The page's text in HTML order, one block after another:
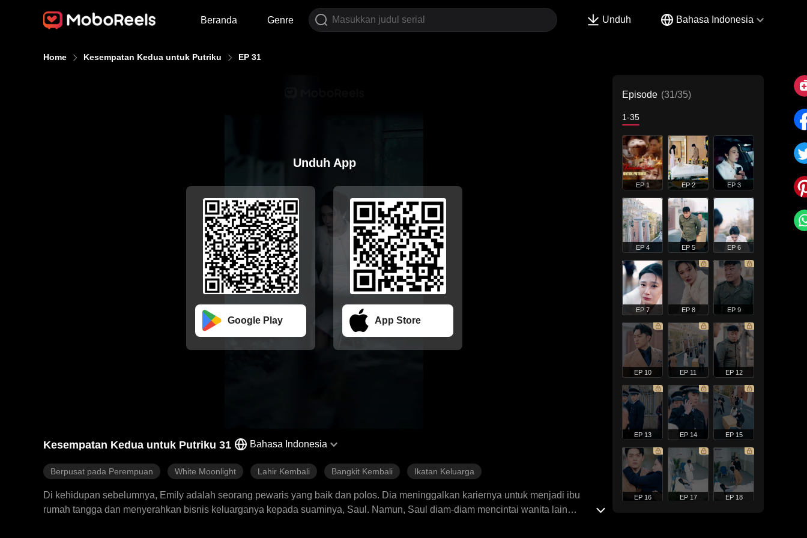
Beranda Genre Unduh Bahasa Indonesia
Home Kesempatan Kedua untuk Putriku EP 31
Unduh App
Google Play App Store
Kesempatan Kedua untuk Putriku 31 Bahasa Indonesia
Berpusat pada Perempuan White Moonlight Lahir Kembali Bangkit Kembali Ikatan Keluarga
Di kehidupan sebelumnya, Emily adalah seorang pewaris yang baik dan polos. Dia meninggalkan kariernya untuk menjadi ibu
rumah tangga dan menyerahkan bisnis keluarganya kepada suaminya, Saul. Namun, Saul diam-diam mencintai wanita lain
Episode (31/35)
1-35
EP 1 EP 2 EP 3
EP 4 EP 5 EP 6
EP 7 EP 8 EP 9
EP 10 EP 11 EP 12
EP 13 EP 14 EP 15
EP 16 EP 17 EP 18